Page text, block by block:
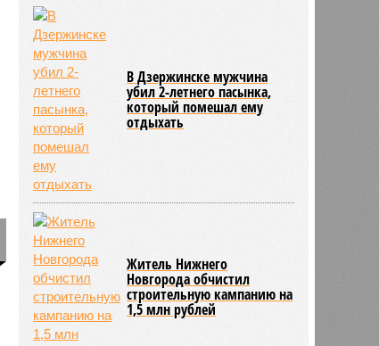
В Дзержинске мужчина
убил 2-летнего пасынка,
который помешал ему
отдыхать
Житель Нижнего
Новгорода обчистил
строительную кампанию на
1,5 млн рублей